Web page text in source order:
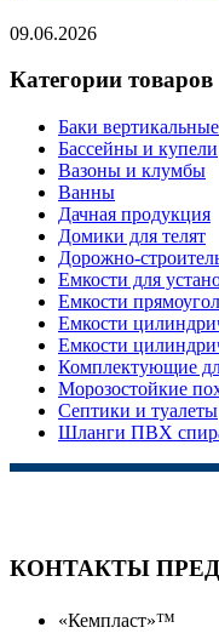
09.06.2026
Категории товаров
Баки вертикальные
Бассейны и купели
Вазоны и клумбы
Ванны
Дачная продукция
Домики для телят
Дорожно-
Емкости для
Емкости
Емкости
Емкости
Комплектующие
Морозостойкие
Септики и туалеты
Шланги ПВХ
КОНТАКТЫ
«Кемпласт»™